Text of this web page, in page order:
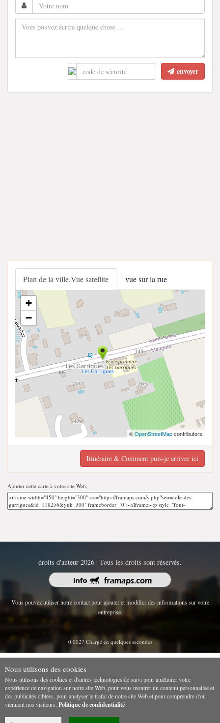
envoyer
Plan de la ville,Vue satellite vue sur la rue
+
−
©OpenStreetMapcontributors
Itinéraire & Comment puis-je arriver ici
Ajouter cette carte à votre site Web;
droits d'auteur 2026 | Tous les droits sont réservés.
Vous pouvez utiliser notre contact pour ajouter et modifier des informations sur votre
entreprise.
0.0027 Chargé en quelques secondes
Nous utilisons des cookies
Nous utilisons des cookies et d'autres technologies de suivi pour améliorer votre
expérience de navigation sur notre site Web, pour vous montrer un contenu personnalisé et
des publicités ciblées, pour analyser le trafic de notre site Web et pour comprendre d'où
viennent nos visiteurs. Politique de confidentialité